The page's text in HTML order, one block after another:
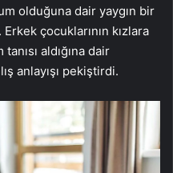
olduğuna dair yaygın bir
çocuklarının kızlara
aldığına dair
anlayışı pekiştirdi.